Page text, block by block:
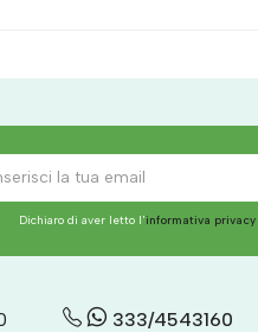
Dichiaro di aver letto l'informativa privacy
333/4543160